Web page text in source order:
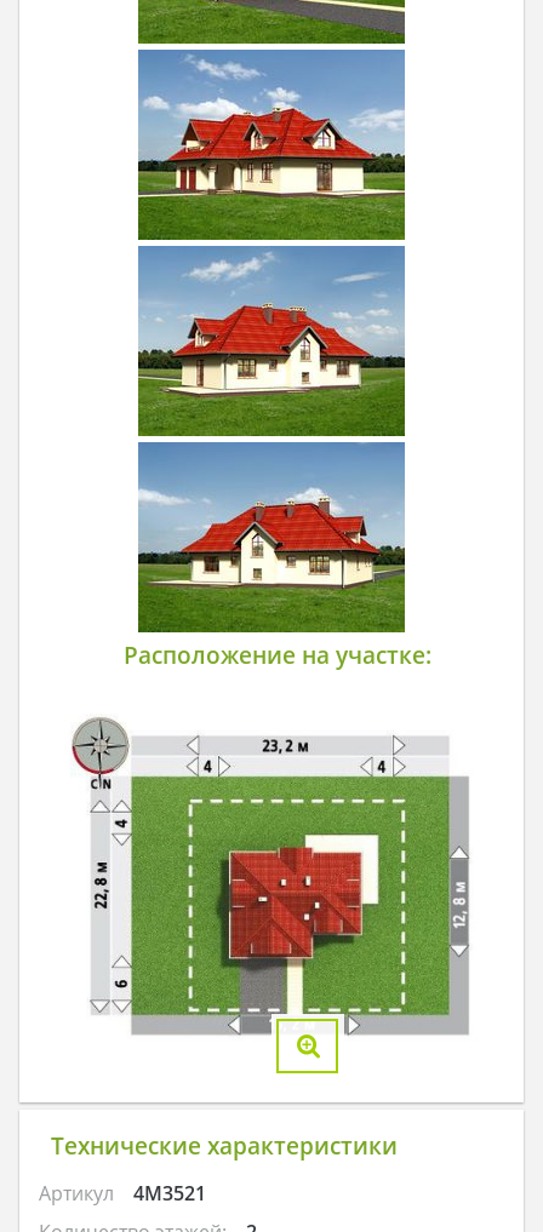
Расположение на участке:
Технические характеристики
Артикул
4M3521